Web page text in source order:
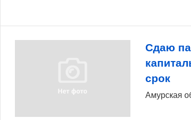
Сдаю
срок
Амурская